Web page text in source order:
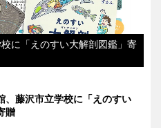
に「えのすい大解剖図鑑」寄
、藤沢市立学校に「えのすい
贈